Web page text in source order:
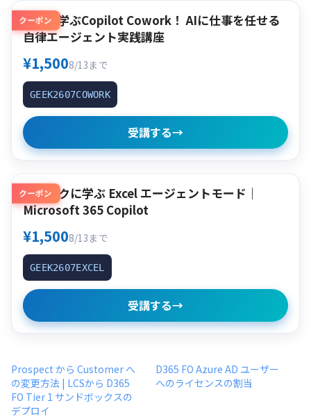
クーポン
使って学ぶCopilot Cowork！ AIに仕事を任せる
自律エージェント実践講座
¥1,5008/13まで
GEEK2607COWORK
受講する→
クーポン
クイックに学ぶ Excel エージェントモード｜
Microsoft 365 Copilot
¥1,5008/13まで
GEEK2607EXCEL
受講する→
Prospect から Customer へ
の変更方法 | LCSから D365
FO Tier 1 サンドボックスの
デプロイ
D365 FO Azure AD ユーザー
へのライセンスの割当